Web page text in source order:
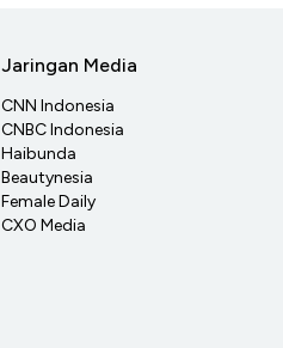
Jaringan Media
CNN Indonesia
CNBC Indonesia
Haibunda
Beautynesia
Female Daily
CXO Media